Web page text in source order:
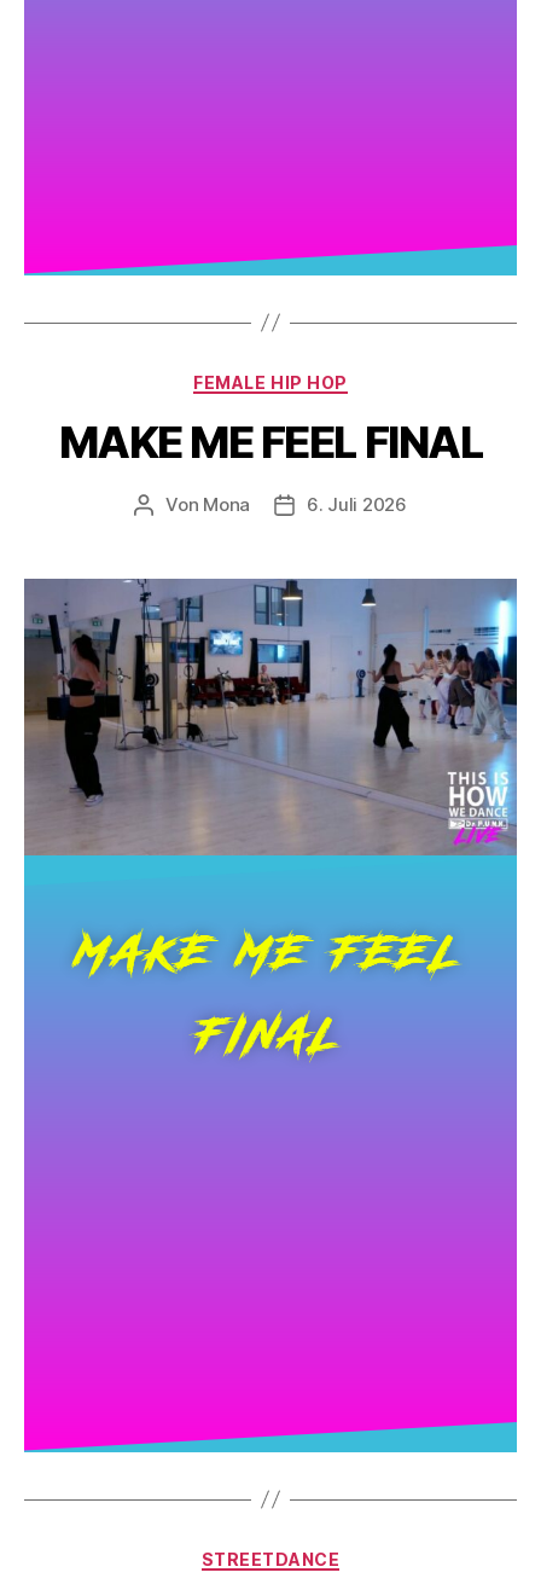
FEMALE HIP HOP
MAKE ME FEEL FINAL
Von Mona 6. Juli 2026
MAKE ME FEEL
FINAL
STREETDANCE